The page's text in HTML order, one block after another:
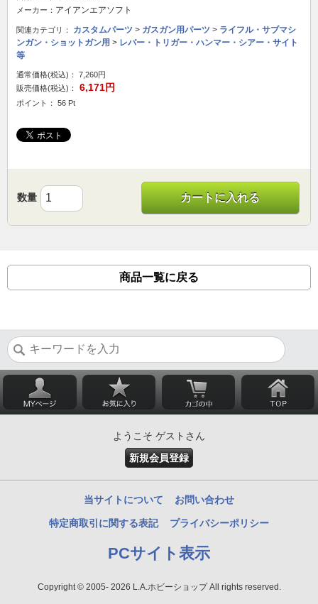
メーカー： アイアンエアソフト
関連カテゴリ： カスタムパーツ > ガスガン用パーツ > ライフル・サブマシ
ンガン・ショットガン用 > レバー・トリガー・ハンマー・シアー・サイト
等
通常価格(税込)：
7,260円
販売価格(税込)：
6,171円
ポイント： 56 Pt
数量 カートに入れる
商品一覧に戻る
ようこそ ゲストさん
新規会員登録
当サイトについて お問い合わせ
特定商取引に関する表記 プライバシーポリシー
PCサイト表示
Copyright © 2005- 2026 L.A.ホビーショップ All rights reserved.